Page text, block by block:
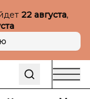
22 августа,